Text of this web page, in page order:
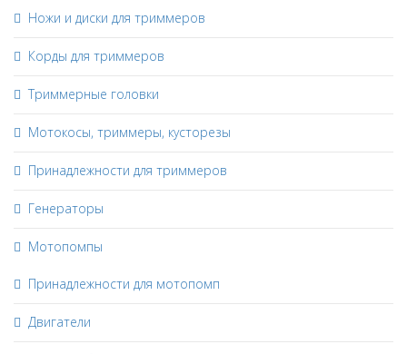
Ножи и диски для триммеров
Корды для триммеров
Триммерные головки
Мотокосы, триммеры, кусторезы
Принадлежности для триммеров
Генераторы
Мотопомпы
Принадлежности для мотопомп
Двигатели